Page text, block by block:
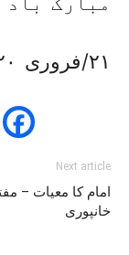
۲۱/فروری ۲۰۲۰ء
Next article
امام کا معیات –
خانپوری